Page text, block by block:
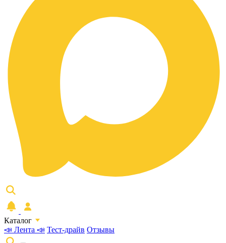
Каталог
📣 Лента 📣 Тест-драйв Отзывы